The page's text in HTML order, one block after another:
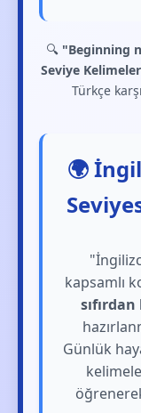
🔍 "Beginning
Seviye
Türkçe
🌍
kapsamlı
Günlük